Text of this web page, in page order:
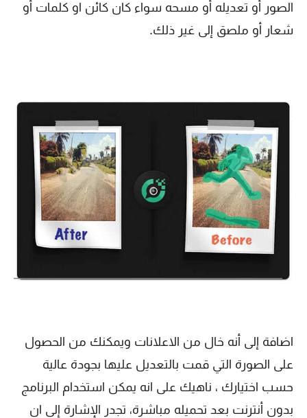
الصور أو تعديله أو مسحه سواء كان كائن او كلمات أو
شعار أو ملصق إلى غير ذلك.
اضافة إلى أنه خال من الاعلانات ويمكنك من الحصول
على الصورة التي قمت بالتعديل عليها بجودة عالية
حسب اختيارك ، ناهيك على انه يمكن استخدام البرنامج
بدون أنترنت بعد تحميله مباشرة، تجدر الإشارة إلى ان